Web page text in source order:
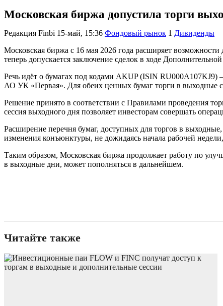
Московская биржа допустила торги
Редакция Finbi 15-май, 15:36 Фондовый рынок 1 Дивиденды
Московская биржа с 16 мая 2026 года расширяет
теперь допускается заключение сделок в ходе
Речь идёт о бумагах под кодами AKUP (ISIN
АО УК «Первая». Для обеих ценных бумаг торги в выходные
Решение принято в соответствии с Правилами проведения
сессия выходного дня позволяет инвесторам совершать
Расширение перечня бумаг, доступных для торгов в
изменения конъюнктуры, не дожидаясь начала рабочей
Таким образом, Московская биржа продолжает работу по
в выходные дни, может пополняться в дальнейшем.
Читайте также